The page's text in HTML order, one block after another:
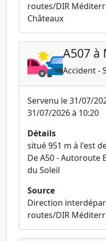
routes/DIR
Châteaux
A507 à
Accident -
Servenu le 31/07/
31/07/2026 à 10:20
Détails
situé 951 m à l'est
De A50 - Autoroute
du Soleil
Source
Direction
routes/DIR